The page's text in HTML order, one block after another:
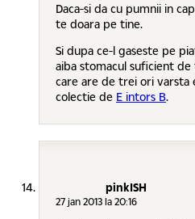
Daca-si da cu pumnii in
te doara pe tine.
Si dupa ce-l gaseste pe
aiba stomacul suficient
care are de trei ori varsta
colectie de E intors B.
pinkISH
27 jan 2013 la 20:16